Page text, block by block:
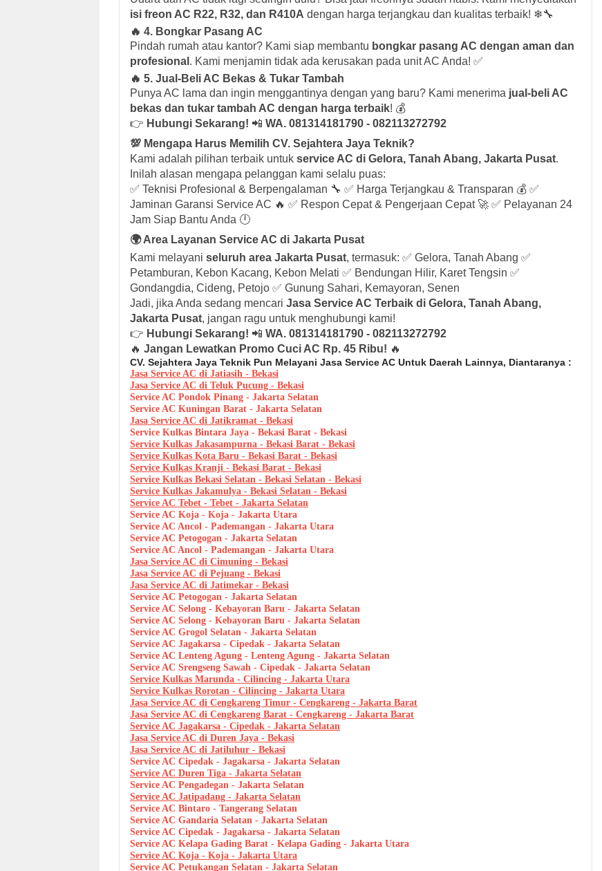
isi freon AC R22, R32, dan R410A dengan harga terjangkau dan kualitas terbaik! ❄🔧
🔥 4. Bongkar Pasang AC
Pindah rumah atau kantor? Kami siap membantu bongkar pasang AC dengan aman dan
profesional . Kami menjamin tidak ada kerusakan pada unit AC Anda! ✅
🔥 5. Jual-Beli AC Bekas & Tukar Tambah
Punya AC lama dan ingin menggantinya dengan yang baru? Kami menerima jual-beli AC
bekas dan tukar tambah AC dengan harga terbaik! 💰
👉 Hubungi Sekarang! 📲 WA. 081314181790 - 082113272792
💯 Mengapa Harus Memilih CV. Sejahtera Jaya Teknik?
Kami adalah pilihan terbaik untuk service AC di Gelora, Tanah Abang, Jakarta Pusat.
Inilah alasan mengapa pelanggan kami selalu puas:
✅ Teknisi Profesional & Berpengalaman 🔧 ✅ Harga Terjangkau & Transparan 💰 ✅
Jaminan Garansi Service AC 🔥 ✅ Respon Cepat & Pengerjaan Cepat 🚀 ✅ Pelayanan 24
Jam Siap Bantu Anda 🕛
🌍 Area Layanan Service AC di Jakarta Pusat
Kami melayani seluruh area Jakarta Pusat, termasuk: ✅ Gelora, Tanah Abang ✅
Petamburan, Kebon Kacang, Kebon Melati ✅ Bendungan Hilir, Karet Tengsin ✅
Gondangdia, Cideng, Petojo ✅ Gunung Sahari, Kemayoran, Senen
Jadi, jika Anda sedang mencari Jasa Service AC Terbaik di Gelora, Tanah Abang,
Jakarta Pusat, jangan ragu untuk menghubungi kami!
👉 Hubungi Sekarang! 📲 WA. 081314181790 - 082113272792
🔥 Jangan Lewatkan Promo Cuci AC Rp. 45 Ribu! 🔥
CV. Sejahtera Jaya Teknik Pun Melayani Jasa Service AC Untuk Daerah Lainnya, Diantaranya :
Jasa Service AC di Jatiasih - Bekasi
Jasa Service AC di Teluk Pucung - Bekasi
Service AC Pondok Pinang - Jakarta Selatan
Service AC Kuningan Barat - Jakarta Selatan
Jasa Service AC di Jatikramat - Bekasi
Service Kulkas Bintara Jaya - Bekasi Barat - Bekasi
Service Kulkas Jakasampurna - Bekasi Barat - Bekasi
Service Kulkas Kota Baru - Bekasi Barat - Bekasi
Service Kulkas Kranji - Bekasi Barat - Bekasi
Service Kulkas Bekasi Selatan - Bekasi Selatan - Bekasi
Service Kulkas Jakamulya - Bekasi Selatan - Bekasi
Service AC Tebet - Tebet - Jakarta Selatan
Service AC Koja - Koja - Jakarta Utara
Service AC Ancol - Pademangan - Jakarta Utara
Service AC Petogogan - Jakarta Selatan
Service AC Ancol - Pademangan - Jakarta Utara
Jasa Service AC di Cimuning - Bekasi
Jasa Service AC di Pejuang - Bekasi
Jasa Service AC di Jatimekar - Bekasi
Service AC Petogogan - Jakarta Selatan
Service AC Selong - Kebayoran Baru - Jakarta Selatan
Service AC Selong - Kebayoran Baru - Jakarta Selatan
Service AC Grogol Selatan - Jakarta Selatan
Service AC Jagakarsa - Cipedak - Jakarta Selatan
Service AC Lenteng Agung - Lenteng Agung - Jakarta Selatan
Service AC Srengseng Sawah - Cipedak - Jakarta Selatan
Service Kulkas Marunda - Cilincing - Jakarta Utara
Service Kulkas Rorotan - Cilincing - Jakarta Utara
Jasa Service AC di Cengkareng Timur - Cengkareng - Jakarta Barat
Jasa Service AC di Cengkareng Barat - Cengkareng - Jakarta Barat
Service AC Jagakarsa - Cipedak - Jakarta Selatan
Jasa Service AC di Duren Jaya - Bekasi
Jasa Service AC di Jatiluhur - Bekasi
Service AC Cipedak - Jagakarsa - Jakarta Selatan
Service AC Duren Tiga - Jakarta Selatan
Service AC Pengadegan - Jakarta Selatan
Service AC Jatipadang - Jakarta Selatan
Service AC Bintaro - Tangerang Selatan
Service AC Gandaria Selatan - Jakarta Selatan
Service AC Cipedak - Jagakarsa - Jakarta Selatan
Service AC Kelapa Gading Barat - Kelapa Gading - Jakarta Utara
Service AC Koja - Koja - Jakarta Utara
Service AC Petukangan Selatan - Jakarta Selatan